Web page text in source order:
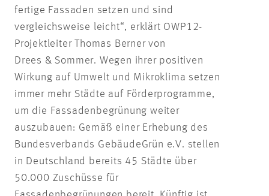
fertige Fassaden setzen und sind
vergleichsweise leicht“, erklärt OWP12-
Projektleiter Thomas Berner von
Drees & Sommer. Wegen ihrer positiven
Wirkung auf Umwelt und Mikroklima setzen
immer mehr Städte auf Förderprogramme,
um die Fassadenbegrünung weiter
auszubauen: Gemäß einer Erhebung des
Bundesverbands GebäudeGrün e.V. stellen
in Deutschland bereits 45 Städte über
50.000 Zuschüsse für